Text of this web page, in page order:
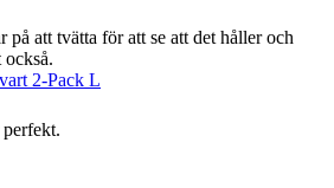
på att tvätta för att se att det håller och
också.
2-Pack L